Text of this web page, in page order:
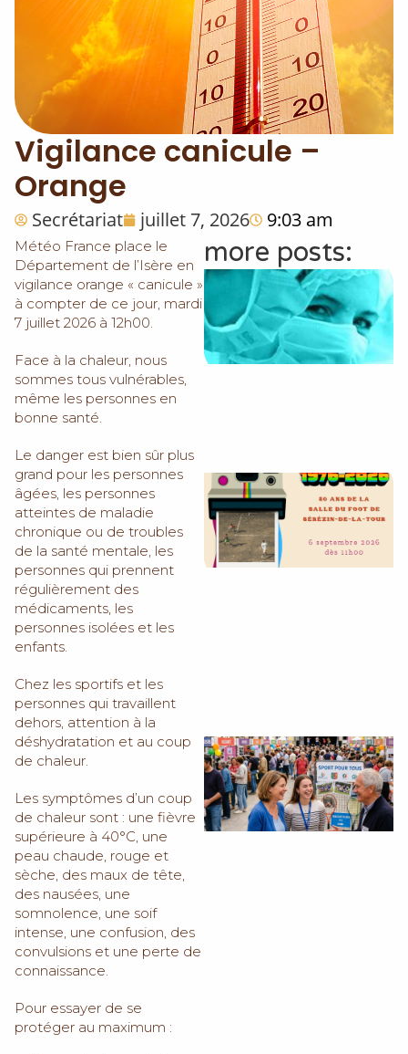
Vigilance canicule –
Orange
Secrétariat juillet 7, 2026 9:03 am
Météo France place le
Département de l’Isère en
vigilance orange « canicule »
à compter de ce jour, mardi
7 juillet 2026 à 12h00.
Face à la chaleur, nous
sommes tous vulnérables,
même les personnes en
bonne santé.
Le danger est bien sûr plus
grand pour les personnes
âgées, les personnes
atteintes de maladie
chronique ou de troubles
de la santé mentale, les
personnes qui prennent
régulièrement des
médicaments, les
personnes isolées et les
enfants.
Chez les sportifs et les
personnes qui travaillent
dehors, attention à la
déshydratation et au coup
de chaleur.
Les symptômes d’un coup
de chaleur sont : une fièvre
supérieure à 40°C, une
peau chaude, rouge et
sèche, des maux de tête,
des nausées, une
somnolence, une soif
intense, une confusion, des
convulsions et une perte de
connaissance.
Pour essayer de se
protéger au maximum :
more posts: